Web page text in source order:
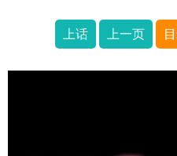
上话 上一页